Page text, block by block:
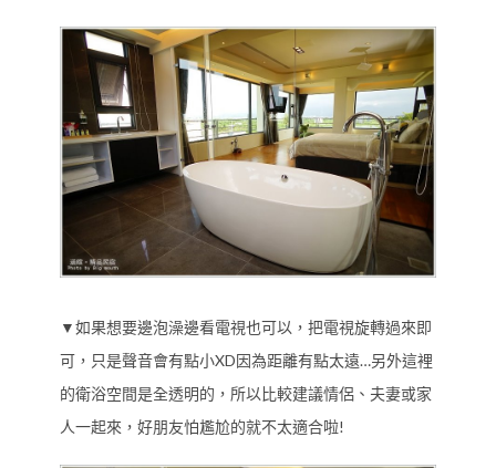
▼如果想要邊泡澡邊看電視也可以，把電視旋轉過來即
可，只是聲音會有點小XD因為距離有點太遠…另外這裡
的衛浴空間是全透明的，所以比較建議情侶、夫妻或家
人一起來，好朋友怕尷尬的就不太適合啦!